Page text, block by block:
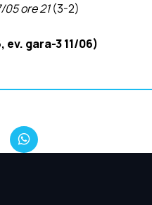
05 ore 21(3-2)
ev. gara-3 11/06)